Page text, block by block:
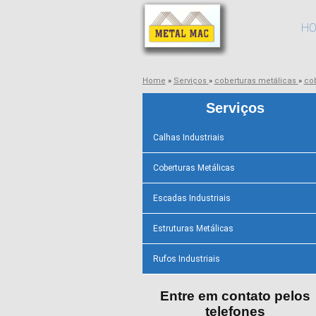
Home » Serviços » coberturas metálicas »
Serviços
Calhas Industriais
Coberturas Metálicas
Escadas Industriais
Estruturas Metálicas
Rufos Industriais
Entre em contato pelos
telefones